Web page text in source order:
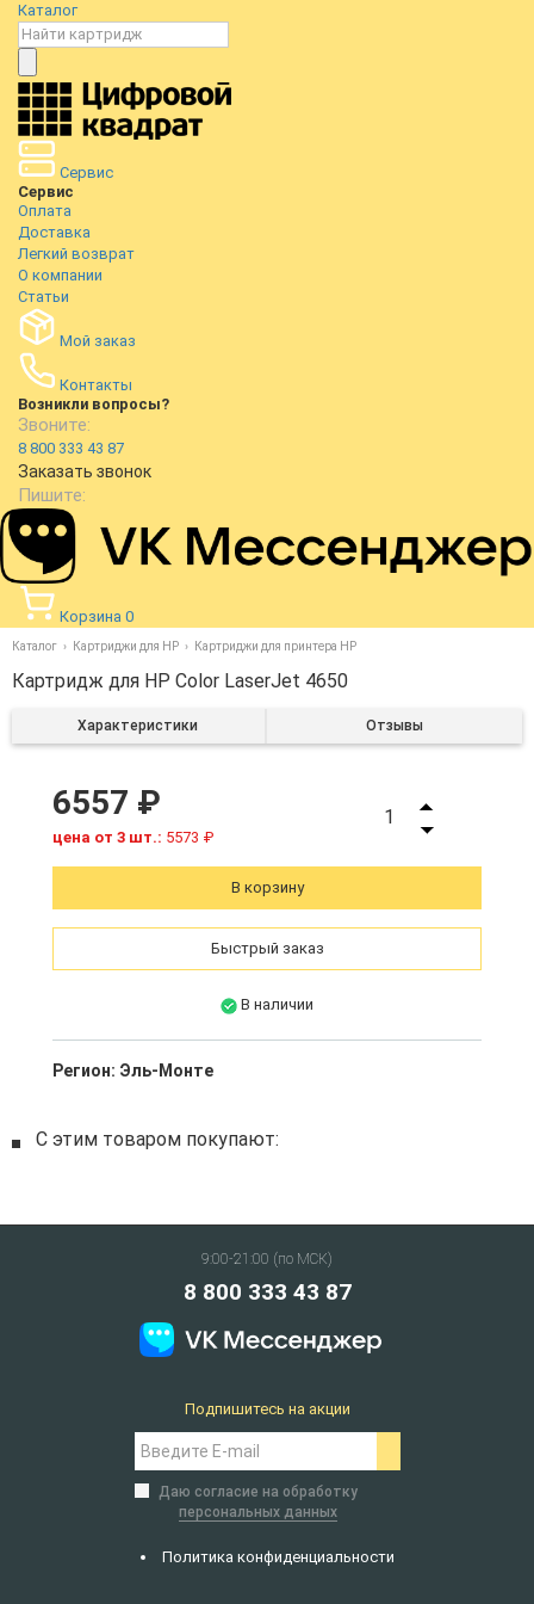
Каталог
Сервис
Сервис
Оплата
Доставка
Легкий возврат
О компании
Статьи
Мой заказ
Контакты
Возникли вопросы?
Звоните:
8 800 333 43 87
Заказать звонок
Пишите:
Корзина 0
Каталог Картриджи для HP Картриджи для принтера HP
Картридж для HP Color LaserJet 4650
Характеристики Отзывы
6557 ₽
цена от 3 шт.: 5573 ₽
1
В корзину
Быстрый заказ
В наличии
Регион: Эль-Монте
С этим товаром покупают:
9:00-21:00 (по МСК)
8 800 333 43 87
Политика конфиденциальности
Подпишитесь на акции
Даю согласие на обработку
персональных данных